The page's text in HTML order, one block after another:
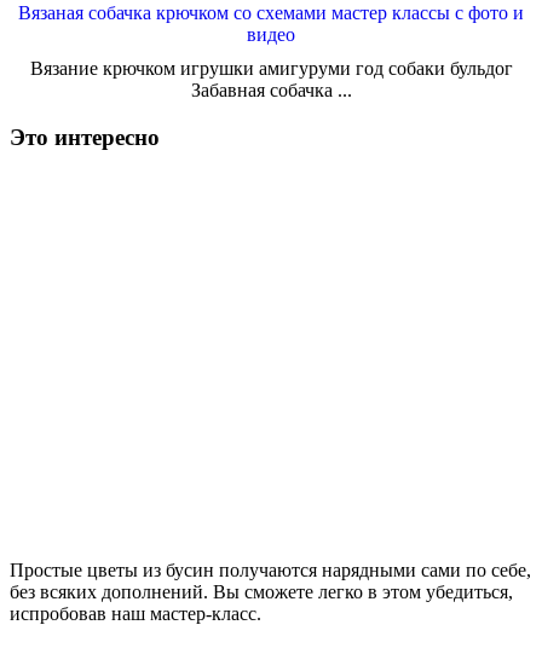
Вязаная собачка крючком со схемами мастер классы с фото и
видео
Вязание крючком игрушки амигуруми год собаки бульдог
Забавная собачка ...
Это интересно
Простые цветы из бусин получаются нарядными сами по себе,
без всяких дополнений. Вы сможете легко в этом убедиться,
испробовав наш мастер-класс.